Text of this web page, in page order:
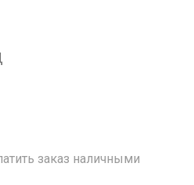
заказ наличными